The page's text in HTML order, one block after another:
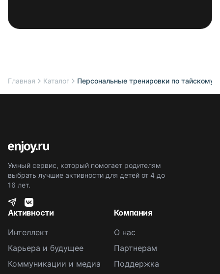
Главная Каталог Персональные тренировки по тайскому
Умный сервис, который помогает родителям
выбрать лучшие активности для детей от 4 до
16 лет.
Активности
Интеллект
Карьера и будущее
Коммуникации и медиа
Компания
О нас
Партнерам
Поддержка